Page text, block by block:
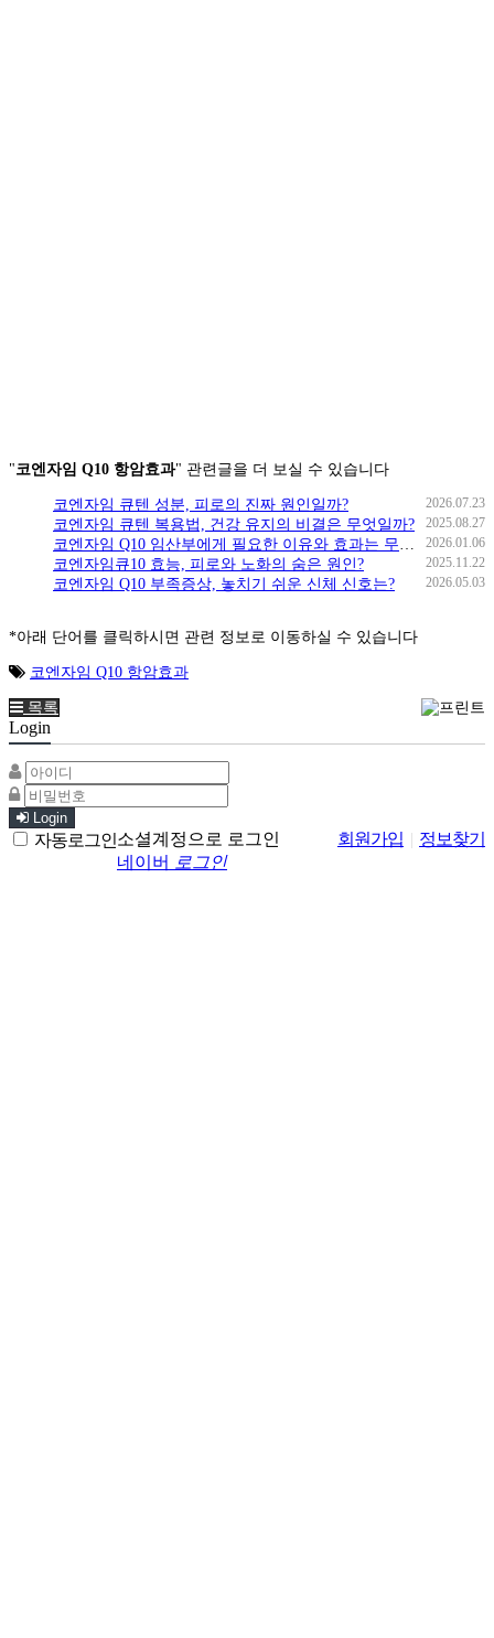
" 코엔자임 Q10 항암효과" 관련글을 더 보실 수 있습니다
2026.07.23
코엔자임 큐텐 성분, 피로의 진짜 원인일까?
2025.08.27
코엔자임 큐텐 복용법, 건강 유지의 비결은 무엇일까?
2026.01.06
코엔자임 Q10 임산부에게 필요한 이유와 효과는 무엇일까?
2025.11.22
코엔자임큐10 효능, 피로와 노화의 숨은 원인?
2026.05.03
코엔자임 Q10 부족증상, 놓치기 쉬운 신체 신호는?
*아래 단어를 클릭하시면 관련 정보로 이동하실 수 있습니다
코엔자임 Q10 항암효과
목록
Login
Login
자동로그인 회원가입 | 정보찾기
소셜계정으로 로그인
네이버
로그인